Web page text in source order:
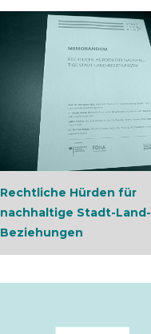
Rechtliche Hürden für
nachhaltige Stadt-Land-
Beziehungen